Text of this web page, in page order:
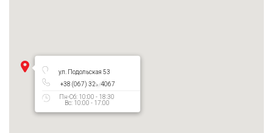
ул. Подольская 53
+38 (067) 327 4067
Пн-Сб: 10:00 - 18:30
Вс: 10:00 - 17:00